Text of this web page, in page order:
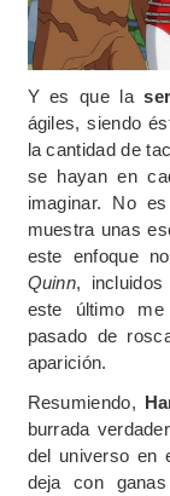
Y es que la
ágiles, siendo
la cantidad de
se hayan en
imaginar. No
muestra unas
este enfoque
Quinn,
este último
pasado de
aparición.
Resumiendo,
burrada
del universo en
deja con